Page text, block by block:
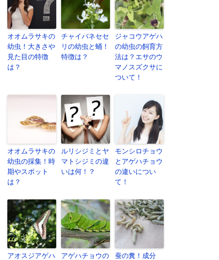
オオムラサキの
幼虫！大きさや
見た目の特徴
は？
チャイバネセセ
リの幼虫と蛹！
特徴は？
ジャコウアゲハ
の幼虫の飼育方
法は？エサのウ
マノスズクサに
ついて！
オオムラサキの
幼虫の採集！時
期やスポット
は？
ルリシジミとヤ
マトシジミの違
いは何！？
モンシロチョウ
とアゲハチョウ
の違いについ
て！
アオスジアゲハ
アゲハチョウの
蚕の糞！成分